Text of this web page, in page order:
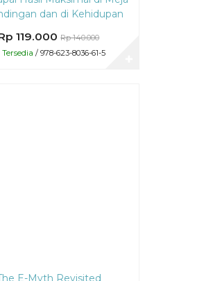
dan di Kehidupan
119.000 Rp 140.000
Tersedia / 978-623-8036-61-5
E-Myth Revisited